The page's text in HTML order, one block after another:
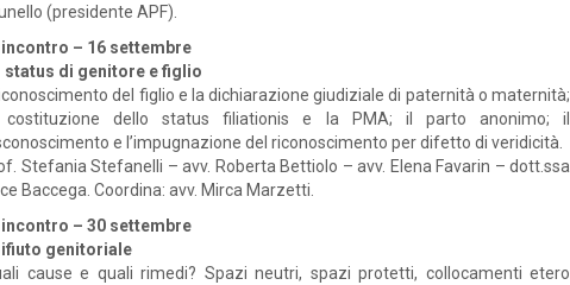
(presidente APF).
incontro – 16 settembre
status di genitore e figlio
del figlio e la dichiarazione giudiziale di paternità o maternità;
dello status filiationis e la PMA; il parto anonimo; il
e l’impugnazione del riconoscimento per difetto di veridicità.
Stefania Stefanelli – avv. Roberta Bettiolo – avv. Elena Favarin – dott.ssa
Baccega. Coordina: avv. Mirca Marzetti.
incontro – 30 settembre
genitoriale
cause e quali rimedi? Spazi neutri, spazi protetti, collocamenti etero